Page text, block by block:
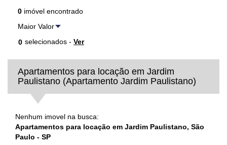
0 imóvel encontrado
0 selecionados - Ver
Apartamentos para locação em Jardim
Paulistano (Apartamento Jardim Paulistano)
Nenhum imovel na busca:
Apartamentos para locação em Jardim Paulistano, São
Paulo - SP